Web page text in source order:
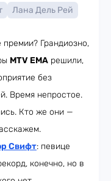
Лана Дель Рей
Грандиозно,
MTV EMA решили,
без
Время непростое.
Кто же они —
Свифт: певице
конечно, но в